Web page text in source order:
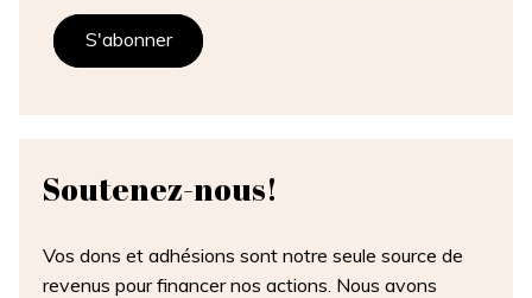
Soutenez-nous!
Vos dons et adhésions sont notre seule source de
revenus pour financer nos actions. Nous avons